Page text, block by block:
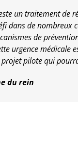
un traitement de
dans de nombreux
de
urgence médicale
pilote qui
du rein